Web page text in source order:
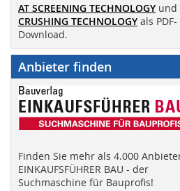
AT SCREENING TECHNOLOGY und
CRUSHING TECHNOLOGY als PDF-
Download.
Anbieter finden
Finden Sie mehr als 4.000
EINKAUFSFÜHRER BAU - der
Suchmaschine für Bauprofis!